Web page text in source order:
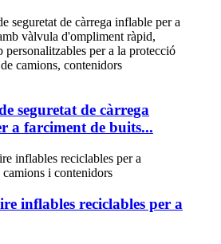
seguretat de càrrega
a farciment de buits...
inflables reciclables per a